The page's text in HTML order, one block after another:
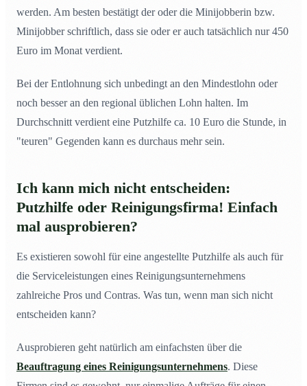
werden. Am besten bestätigt der oder die Minijobberin bzw.
Minijobber schriftlich, dass sie oder er auch tatsächlich nur 450
Euro im Monat verdient.
Bei der Entlohnung sich unbedingt an den Mindestlohn oder
noch besser an den regional üblichen Lohn halten. Im
Durchschnitt verdient eine Putzhilfe ca. 10 Euro die Stunde, in
"teuren" Gegenden kann es durchaus mehr sein.
Ich kann mich nicht entscheiden:
Putzhilfe oder Reinigungsfirma! Einfach
mal ausprobieren?
Es existieren sowohl für eine angestellte Putzhilfe als auch für
die Serviceleistungen eines Reinigungsunternehmens
zahlreiche Pros und Contras. Was tun, wenn man sich nicht
entscheiden kann?
Ausprobieren geht natürlich am einfachsten über die
Beauftragung eines Reinigungsunternehmens. Diese